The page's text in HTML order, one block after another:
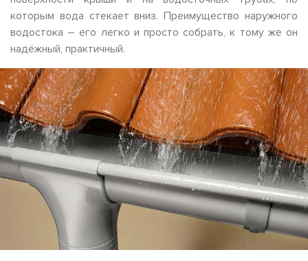
которым вода стекает вниз. Преимущество наружного
водостока – его легко и просто собрать, к тому же он
надёжный, практичный.